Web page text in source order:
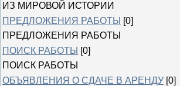
ИЗ МИРОВОЙ ИСТОРИИ
ПРЕДЛОЖЕНИЯ РАБОТЫ [0]
ПРЕДЛОЖЕНИЯ РАБОТЫ
ПОИСК РАБОТЫ [0]
ПОИСК РАБОТЫ
ОБЪЯВЛЕНИЯ О СДАЧЕ В АРЕНДУ [0]